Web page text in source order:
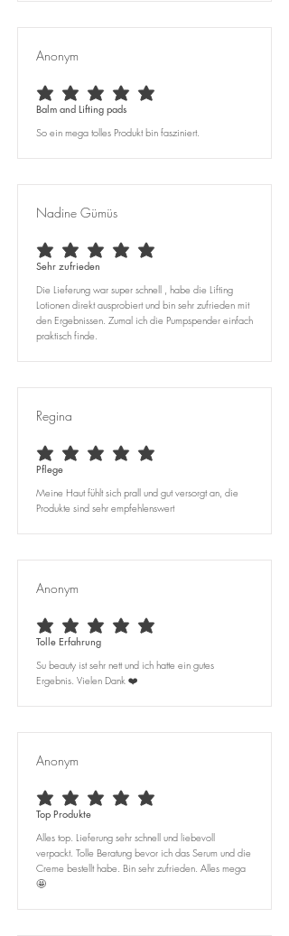
Anonym
durchschnittliches Rating ist 5 von 5
Balm and Lifting pads
So ein mega tolles Produkt bin fasziniert.
Nadine Gümüs
durchschnittliches Rating ist 5 von 5
Sehr zufrieden
Die Lieferung war super schnell , habe die Lifting
Lotionen direkt ausprobiert und bin sehr zufrieden mit
den Ergebnissen. Zumal ich die Pumpspender einfach
praktisch finde.
Regina
durchschnittliches Rating ist 5 von 5
Pflege
Meine Haut fühlt sich prall und gut versorgt an, die
Produkte sind sehr empfehlenswert
Anonym
durchschnittliches Rating ist 5 von 5
Tolle Erfahrung
Su beauty ist sehr nett und ich hatte ein gutes
Ergebnis. Vielen Dank ❤️
Anonym
durchschnittliches Rating ist 5 von 5
Top Produkte
Alles top. Lieferung sehr schnell und liebevoll
verpackt. Tolle Beratung bevor ich das Serum und die
Creme bestellt habe. Bin sehr zufrieden. Alles mega
🤩